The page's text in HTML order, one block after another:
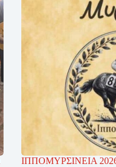
ΙΠΠΟΜΥΡΣΙΝΕΙΑ 2026: